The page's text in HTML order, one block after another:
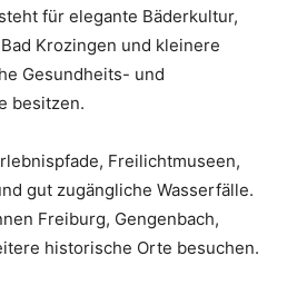
für elegante Bäderkultur,
Krozingen und kleinere
Gesundheits- und
besitzen.
Freilichtmuseen,
gut zugängliche Wasserfälle.
Freiburg, Gengenbach,
historische Orte besuchen.